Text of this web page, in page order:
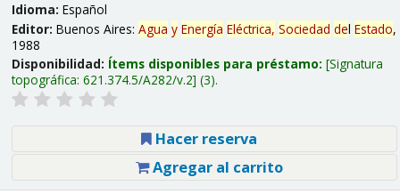
Idioma: Español
Editor: Buenos Aires: Agua y Energía Eléctrica, Sociedad del Estado,
1988
Disponibilidad: Ítems disponibles para préstamo: Signatura
topográfica: 621.374.5/A282/v.2 (3).
Hacer reserva
Agregar al carrito